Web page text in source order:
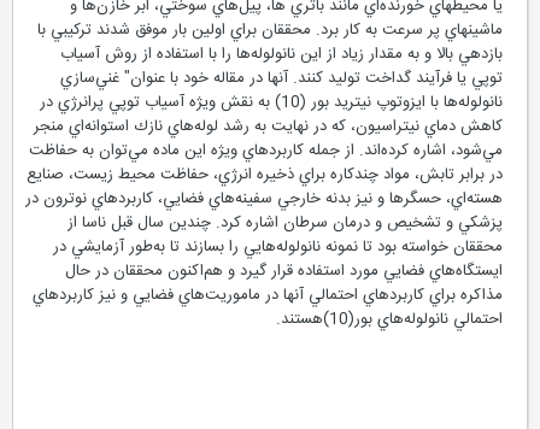
يا محيطهاي خورنده‌اي مانند باتري ها، پيل‌هاي سوختي، ابر خازن‌ها و
ماشينهاي پر سرعت به كار برد. محققان براي اولين بار موفق شدند تركيبي با
بازدهي بالا و به مقدار زياد از اين نانولوله‌ها را با استفاده از روش آسياب
توپي يا فرآيند گداخت توليد كنند. آنها در مقاله خود با عنوان" غني‌سازي
نانولوله‌ها با ايزوتوپ نيتريد بور (10) به نقش ويژه آسياب توپي پرانرژي در
كاهش دماي نيتراسيون، كه در نهايت به رشد لوله‌هاي نازك استوانه‌اي منجر
مي‌شود، اشاره كرده‌اند. از جمله كاربردهاي ويژه اين ماده مي‌توان به حفاظت
در برابر تابش، مواد چندكاره براي ذخيره انرژي، حفاظت محيط زيست، صنايع
هسته‌اي، حسگرها و نيز بدنه خارجي سفينه‌هاي فضايي، كاربردهاي نوترون در
پزشكي و تشخيص و درمان سرطان اشاره كرد. چندين سال قبل ناسا از
محققان خواسته بود تا نمونه نانولوله‌هايي را بسازند تا به‌طور آزمايشي در
ايستگاه‌هاي فضايي مورد استفاده قرار گيرد و هم‌اكنون محققان در حال
مذاكره براي كاربردهاي احتمالي آنها در ماموريت‌هاي فضايي و نيز كاربردهاي
احتمالي نانولوله‌هاي بور(10)هستند.